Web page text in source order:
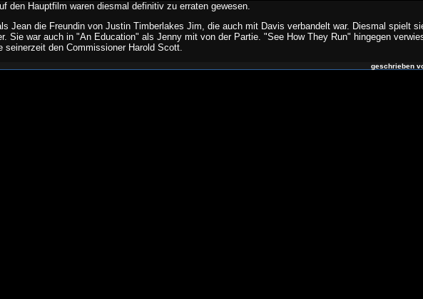
den Hauptfilm waren diesmal definitiv zu erraten gewesen.
Jean die Freundin von Justin Timberlakes Jim, die auch mit Davis verbandelt war. Diesmal spielt
Sie war auch in "An Education" als Jenny mit von der Partie. "See How They Run" hingegen
den Commissioner Harold Scott.
geschrieben